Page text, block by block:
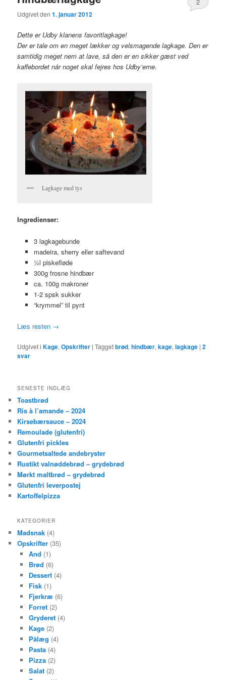
Udgivet den1. januar 2012
2
Dette er Udby klanens favoritlagkage!
Der er tale om en meget lækker og velsmagende lagkage. Den er
samtidig meget nem at lave, så den er en sikker gæst ved
kaffebordet når noget skal fejres hos Udby’erne.
Lagkage med lys
Ingredienser:
3 lagkagebunde
madeira, sherry eller saftevand
½l piskefløde
300g frosne hindbær
ca. 100g makroner
1-2 spsk sukker
“krymmel” til pynt
Læs resten →
Udgivet i Kage,Opskrifter |Taggetbrød,hindbær,kage,lagkage |2
svar
SENESTE INDLÆG
Toastbrød
Ris à l’amande – 2024
Kirsebærsauce – 2024
Remoulade (glutenfri)
Glutenfri pickles
Gourmetsaltede andebryster
Rustikt valnøddebrød – grydebrød
Mørkt maltbrød – grydebrød
Glutenfri leverpostej
Kartoffelpizza
KATEGORIER
Madsnak (4)
Opskrifter (35)
And (1)
Brød (6)
Dessert(4)
Fisk(1)
Fjerkræ (6)
Forret(2)
Gryderet(4)
Kage(2)
Pålæg (4)
Pasta(4)
Pizza(2)
Salat(2)